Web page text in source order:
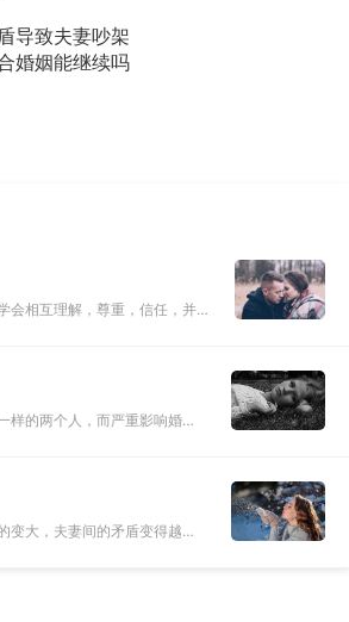
导致夫妻吵架
婚姻能继续吗
会相互理解，尊重，信任，并且
样的两个人，而严重影响婚姻
变大，夫妻间的矛盾变得越来